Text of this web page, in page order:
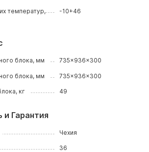
температур,
-10+46
блока, мм 735x936x300
блока, мм 735x936x300
кг 49
и Гарантия
Чехия
36